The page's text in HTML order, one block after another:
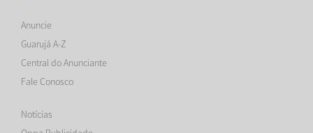
Anuncie
Guarujá A-Z
Central do Anunciante
Fale Conosco
Notícias